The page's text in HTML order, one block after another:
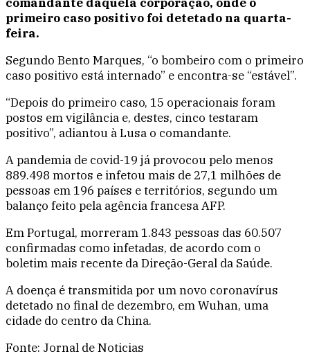
primeiro caso positivo foi detetado na quarta-
feira.
Segundo Bento Marques, “o bombeiro com o primeiro
caso positivo está internado” e encontra-se “estável”.
“Depois do primeiro caso, 15 operacionais foram
postos em vigilância e, destes, cinco testaram
positivo”, adiantou à Lusa o comandante.
A pandemia de covid-19 já provocou pelo menos
889.498 mortos e infetou mais de 27,1 milhões de
pessoas em 196 países e territórios, segundo um
balanço feito pela agência francesa AFP.
Em Portugal, morreram 1.843 pessoas das 60.507
confirmadas como infetadas, de acordo com o
boletim mais recente da Direção-Geral da Saúde.
A doença é transmitida por um novo coronavírus
detetado no final de dezembro, em Wuhan, uma
cidade do centro da China.
Fonte: Jornal de Noticias